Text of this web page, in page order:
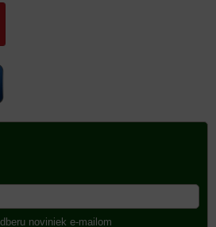
noviniek e-mailom